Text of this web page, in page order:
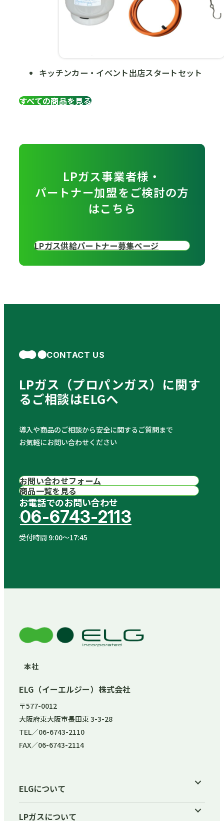
キッチンカー・イベント出店スタートセット
すべての商品を見る
LPガス事業者様・
パートナー加盟をご検討の方
はこちら
LPガス供給パートナー募集ページ
CONTACT US
LPガス（プロパンガス）に関す
る ご相談はELGへ
導入や商品のご相談から安全に関するご質問まで
お気軽にお問い合わせください
お電話でのお問い合わせ
06-6743-2113
受付時間 9:00〜17:45
お問い合わせフォーム
商品一覧を見る
本社
ELG（イーエルジー）株式会社
〒577-0012
大阪府東大阪市長田東 3-3-28
TEL／06-6743-2110
FAX／06-6743-2114
ELGについて
LPガスについて